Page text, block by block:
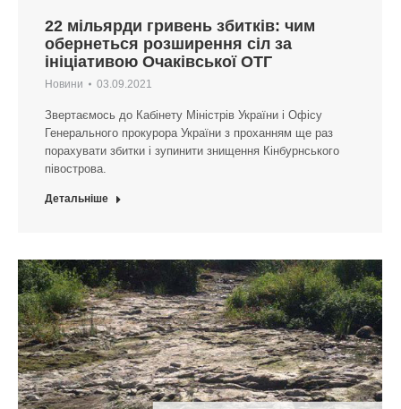
22 мільярди гривень збитків: чим
обернеться розширення сіл за
ініціативою Очаківської ОТГ
Новини 03.09.2021
Звертаємось до Кабінету Міністрів України і Офісу
Генерального прокурора України з проханням ще раз
порахувати збитки і зупинити знищення Кінбурнського
півострова.
Детальніше